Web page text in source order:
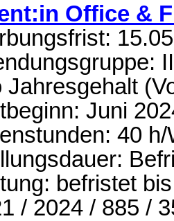
Office &
Jahresgehalt
Juni
40 h/
befristet
/ 2024 / 885 /